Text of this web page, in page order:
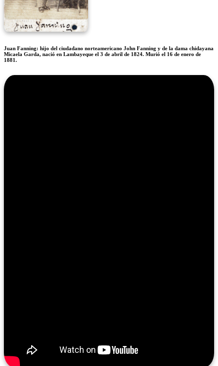
Juan Fanning: hijo del ciudadano norteamericano John Fanning y de la dama chidayana
Micaela Garda, nació en Lambayeque el 3 de abril de 1824. Murió el 16 de enero de
1881.